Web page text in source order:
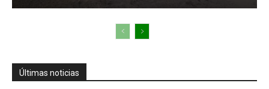
Últimas noticias